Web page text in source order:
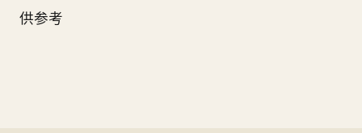
供参考